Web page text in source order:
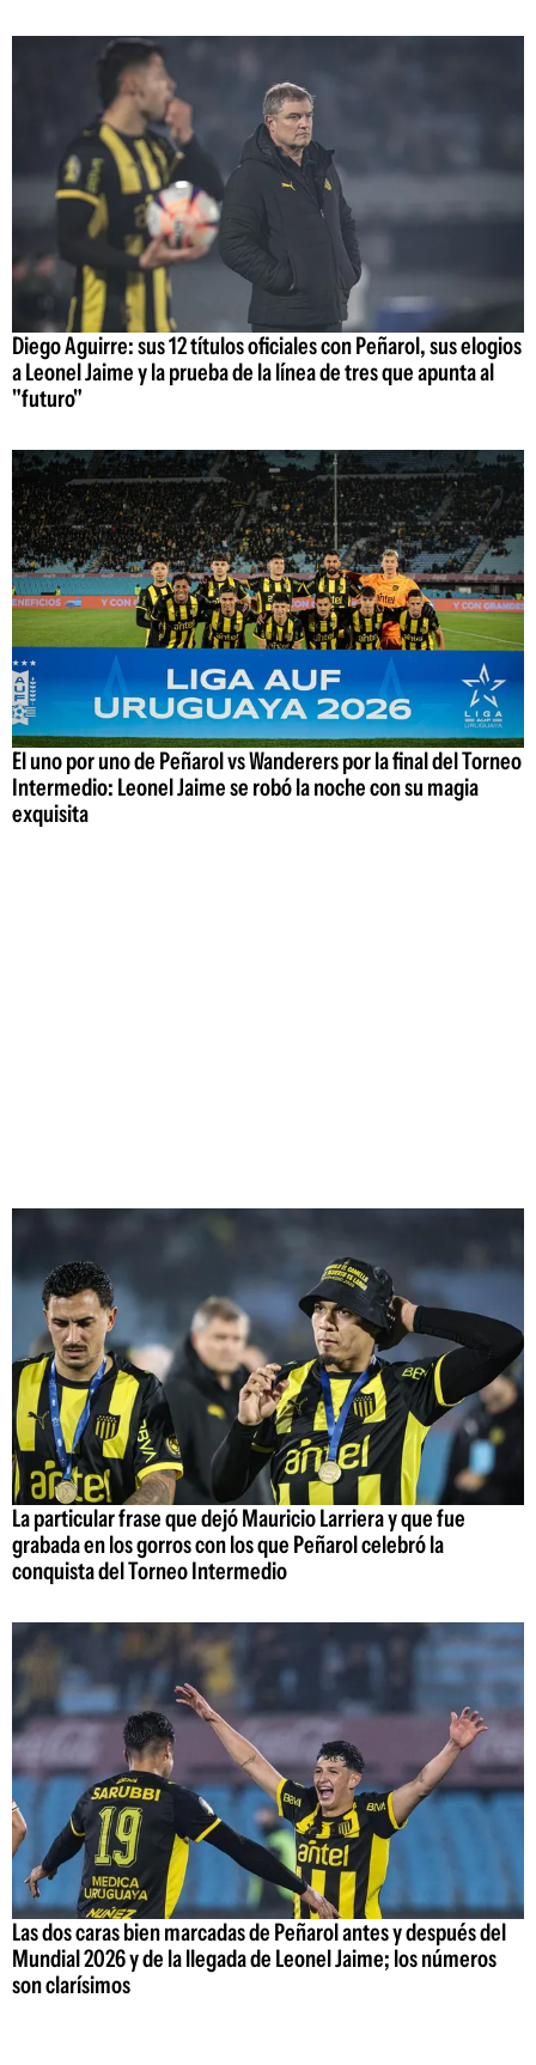
Diego Aguirre: sus 12 títulos oficiales con Peñarol, sus elogios
a Leonel Jaime y la prueba de la línea de tres que apunta al
"futuro"
El uno por uno de Peñarol vs Wanderers por la final del Torneo
Intermedio: Leonel Jaime se robó la noche con su magia
exquisita
La particular frase que dejó Mauricio Larriera y que fue
grabada en los gorros con los que Peñarol celebró la
conquista del Torneo Intermedio
Las dos caras bien marcadas de Peñarol antes y después del
Mundial 2026 y de la llegada de Leonel Jaime; los números
son clarísimos